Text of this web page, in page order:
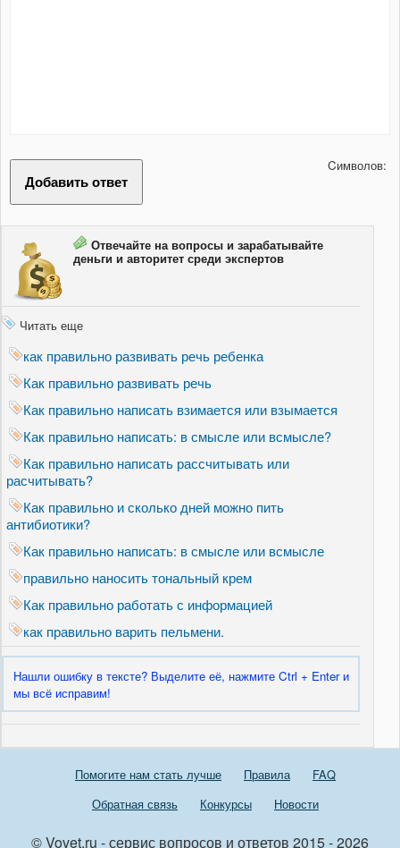
Cимволов:
Отвечайте на вопросы и зарабатывайте
деньги и авторитет среди экспертов
Читать еще
как правильно развивать речь ребенка
Как правильно развивать речь
Как правильно написать взимается или взымается
Как правильно написать: в смысле или всмысле?
Как правильно написать рассчитывать или
расчитывать?
Как правильно и сколько дней можно пить
антибиотики?
Как правильно написать: в смысле или всмысле
правильно наносить тональный крем
Как правильно работать с информацией
как правильно варить пельмени.
Нашли ошибку в тексте? Выделите её, нажмите Ctrl + Enter и
мы всё исправим!
Помогите нам стать лучше Правила
FAQ
Обратная связь
Конкурсы Новости
© Vovet.ru - сервис вопросов и ответов 2015 - 2026